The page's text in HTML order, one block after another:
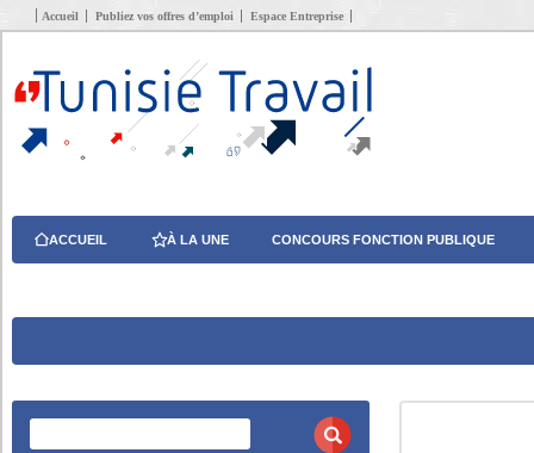
Accueil Publiez vos offres d’emploi Espace Entreprise
ACCUEIL À LA UNE CONCOURS FONCTION PUBLIQUE